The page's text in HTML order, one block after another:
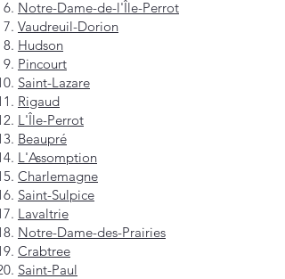
Notre-Dame-de-l'Île-Perrot
Vaudreuil-Dorion
Hudson
Pincourt
Saint-Lazare
Rigaud
L'Île-Perrot
Beaupré
L'Assomption
Charlemagne
Saint-Sulpice
Lavaltrie
Notre-Dame-des-Prairies
Crabtree
Saint-Paul